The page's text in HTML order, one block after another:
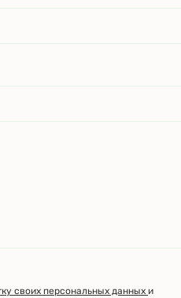
своих персональных данных и